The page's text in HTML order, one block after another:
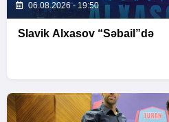
06.08.2026 - 19:50
Slavik Alxasov “Səbail”də